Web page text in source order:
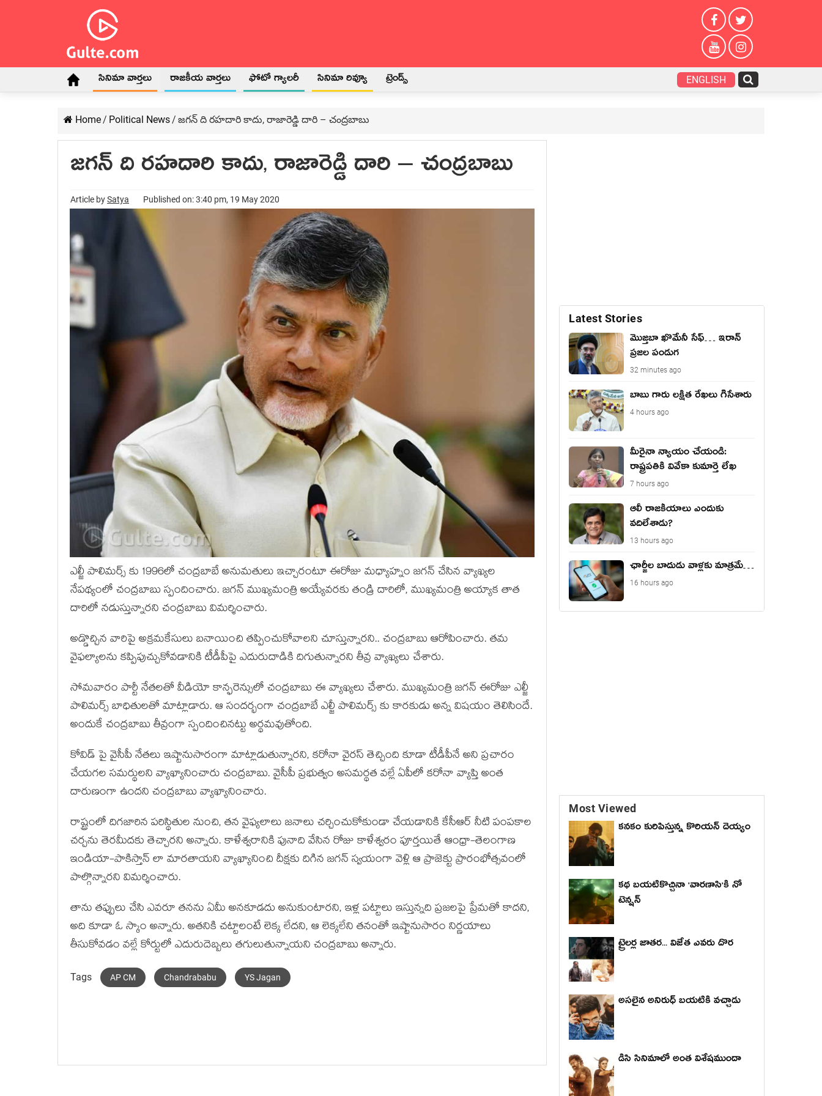
సినిమా వార్తలు రాజకీయ వార్తలు ఫోటో గ్యాలరీ సినిమా రివ్యూ ట్రెండ్స్ ENGLISH
Home/ Political News/ జగన్ ది రహదారి కాదు, రాజారెడ్డి దారి – చంద్రబాబు
జగన్ ది రహదారి కాదు, రాజారెడ్డి దారి – చంద్రబాబు
Article bySatya Published on: 3:40 pm, 19 May 2020
ఎల్జీ పాలిమర్స్ కు 1996లో చంద్రబాబే అనుమతులు ఇచ్చారంటూ ఈరోజు మధ్యాహ్నం జగన్ చేసిన వ్యాఖ్యల
నేపథ్యంలో చంద్రబాబు స్పందించారు. జగన్ ముఖ్యమంత్రి అయ్యేవరకు తండ్రి దారిలో, ముఖ్యమంత్రి అయ్యాక తాత
దారిలో నడుస్తున్నారని చంద్రబాబు విమర్శించారు.
అడ్డొచ్చిన వారిపై అక్రమకేసులు బనాయించి తప్పించుకోవాలని చూస్తున్నారని.. చంద్రబాబు ఆరోపించారు. తమ
వైఫల్యాలను కప్పిపుచ్చుకోవడానికి టీడీపీపై ఎదురుదాడికి దిగుతున్నారని తీవ్ర వ్యాఖ్యలు చేశారు.
సోమవారం పార్టీ నేతలతో వీడియో కాన్ఫరెన్సులో చంద్రబాబు ఈ వ్యాఖ్యలు చేశారు. ముఖ్యమంత్రి జగన్ ఈరోజు ఎల్జీ
పాలిమర్స్ బాధితులతో మాట్లాడారు. ఆ సందర్భంగా చంద్రబాబే ఎల్జీ పాలిమర్స్ కు కారకుడు అన్న విషయం తెలిసిందే.
అందుకే చంద్రబాబు తీవ్రంగా స్పందించినట్టు అర్థమవుతోంది.
కోవిడ్ పై వైసీపీ నేతలు ఇష్టానుసారంగా మాట్లాడుతున్నారని, కరోనా వైరస్ తెచ్చింది కూడా టీడీపీనే అని ప్రచారం
చేయగల సమర్థులని వ్యాఖ్యానించారు చంద్రబాబు. వైసీపీ ప్రభుత్వం అసమర్థత వల్లే ఏపీలో కరోనా వ్యాప్తి అంత
దారుణంగా ఉందని చంద్రబాబు వ్యాఖ్యానించారు.
రాష్ట్రంలో దిగజారిన పరిస్థితుల నుంచి, తన వైఫ్యలాలు జనాలు చర్చించుకోకుండా చేయడానికి కేసీఆర్ నీటి పంపకాల
చర్చను తెరమీదకు తెచ్చారని అన్నారు. కాళేశ్వరానికి పునాది వేసిన రోజు కాళేశ్వరం పూర్తయితే ఆంధ్రా-తెలంగాణ
ఇండియా-పాకిస్తాన్ లా మారతాయని వ్యాఖ్యానించి దీక్షకు దిగిన జగన్ స్వయంగా వెళ్లి ఆ ప్రాజెక్టు ప్రారంభోత్సవంలో
పాల్గొన్నారని విమర్శించారు.
తాను తప్పులు చేసి ఎవరూ తనను ఏమీ అనకూడదు అనుకుంటారని, ఇళ్ల పట్టాలు ఇస్తున్నది ప్రజలపై ప్రేమతో కాదని,
అది కూడా ఓ స్కాం అన్నారు. అతనికి చట్టాలంటే లెక్క లేదని, ఆ లెక్కలేని తనంతో ఇష్టానుసారం నిర్ణయాలు
తీసుకోవడం వల్లే కోర్టులో ఎదురుదెబ్బలు తగులుతున్నాయని చంద్రబాబు అన్నారు.
Tags AP CM Chandrababu YS Jagan
Latest Stories
మొజ్తబా ఖొమేనీ సేఫ్… ఇరాన్
ప్రజల పండుగ
32 minutes ago
బాబు గారు లక్షిత రేఖలు గీసేశారు
4 hours ago
మీరైనా న్యాయం చేయండి:
రాష్ట్ర‌ప‌తికి వివేకా కుమార్తె లేఖ‌
7 hours ago
ఆలీ రాజకీయాలు ఎందుకు
వదిలేశాడు?
13 hours ago
ఛార్జీల బాదుడు వాళ్లకు మాత్రమే…
16 hours ago
Most Viewed
కనకం కురిపిస్తున్న కొరియన్ దెయ్యం
కథ బయటికొచ్చినా 'వారణాసి'కి నో
టెన్షన్
ట్రైలర్ల జాతర... విజేత ఎవరు దొర
అసలైన అనిరుధ్ బయటికి వచ్చాడు
డిసి సినిమాలో అంత విశేషముందా